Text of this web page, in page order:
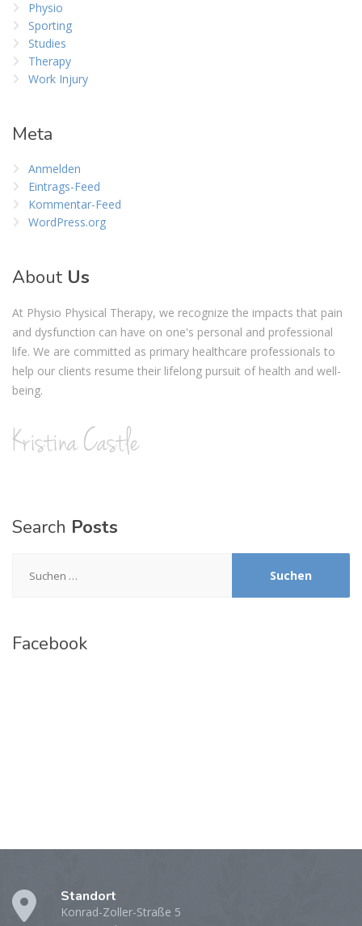
Physio
Sporting
Studies
Therapy
Work Injury
Meta
Anmelden
Eintrags-Feed
Kommentar-Feed
WordPress.org
About Us
At Physio Physical Therapy, we recognize the impacts that pain
and dysfunction can have on one's personal and professional
life. We are committed as primary healthcare professionals to
help our clients resume their lifelong pursuit of health and well-
being.
Search Posts
nach:
Facebook
Standort
Konrad-Zoller-Straße 5